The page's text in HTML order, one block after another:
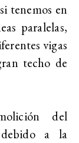
tenemos en
paralelas,
vigas
techo de
del
a la